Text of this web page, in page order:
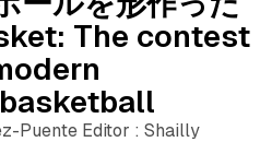
The contest
Puente Editor : Shailly